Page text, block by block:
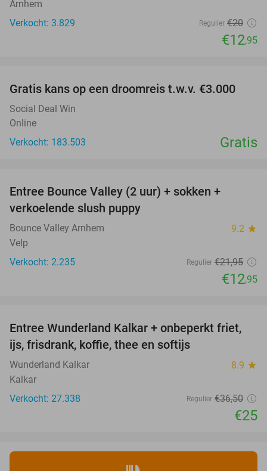
Arnhem
Verkocht: 3.829
Regulier €20
€12,95
Gratis kans op een droomreis t.w.v. €3.000
Social Deal Win
Online
Verkocht: 183.503
Gratis
Entree Bounce Valley (2 uur) + sokken +
verkoelende slush puppy
Bounce Valley Arnhem 9.2 star
Velp
Verkocht: 2.235
Regulier €21,95
€12,95
32%
Entree Wunderland Kalkar + onbeperkt friet,
ijs, frisdrank, koffie, thee en softijs
Wunderland Kalkar 8.9 star
Kalkar
Verkocht: 27.338
Regulier €36,50
€25